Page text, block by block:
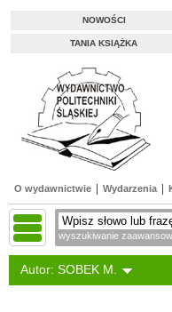
NOWOŚCI
TANIA KSIĄŻKA
O wydawnictwie Wydarzenia
wyszukiwanie
Autor: SOBEK M.